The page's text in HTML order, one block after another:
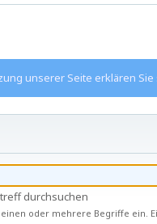
unserer Seite erklären
durchsuchen
einen oder mehrere Begriffe ein.